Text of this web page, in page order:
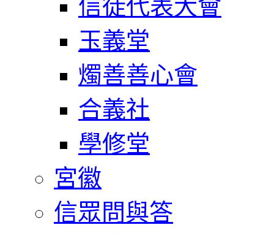
信徒代表大會
玉義堂
燭善善心會
合義社
學修堂
宮徽
信眾問與答